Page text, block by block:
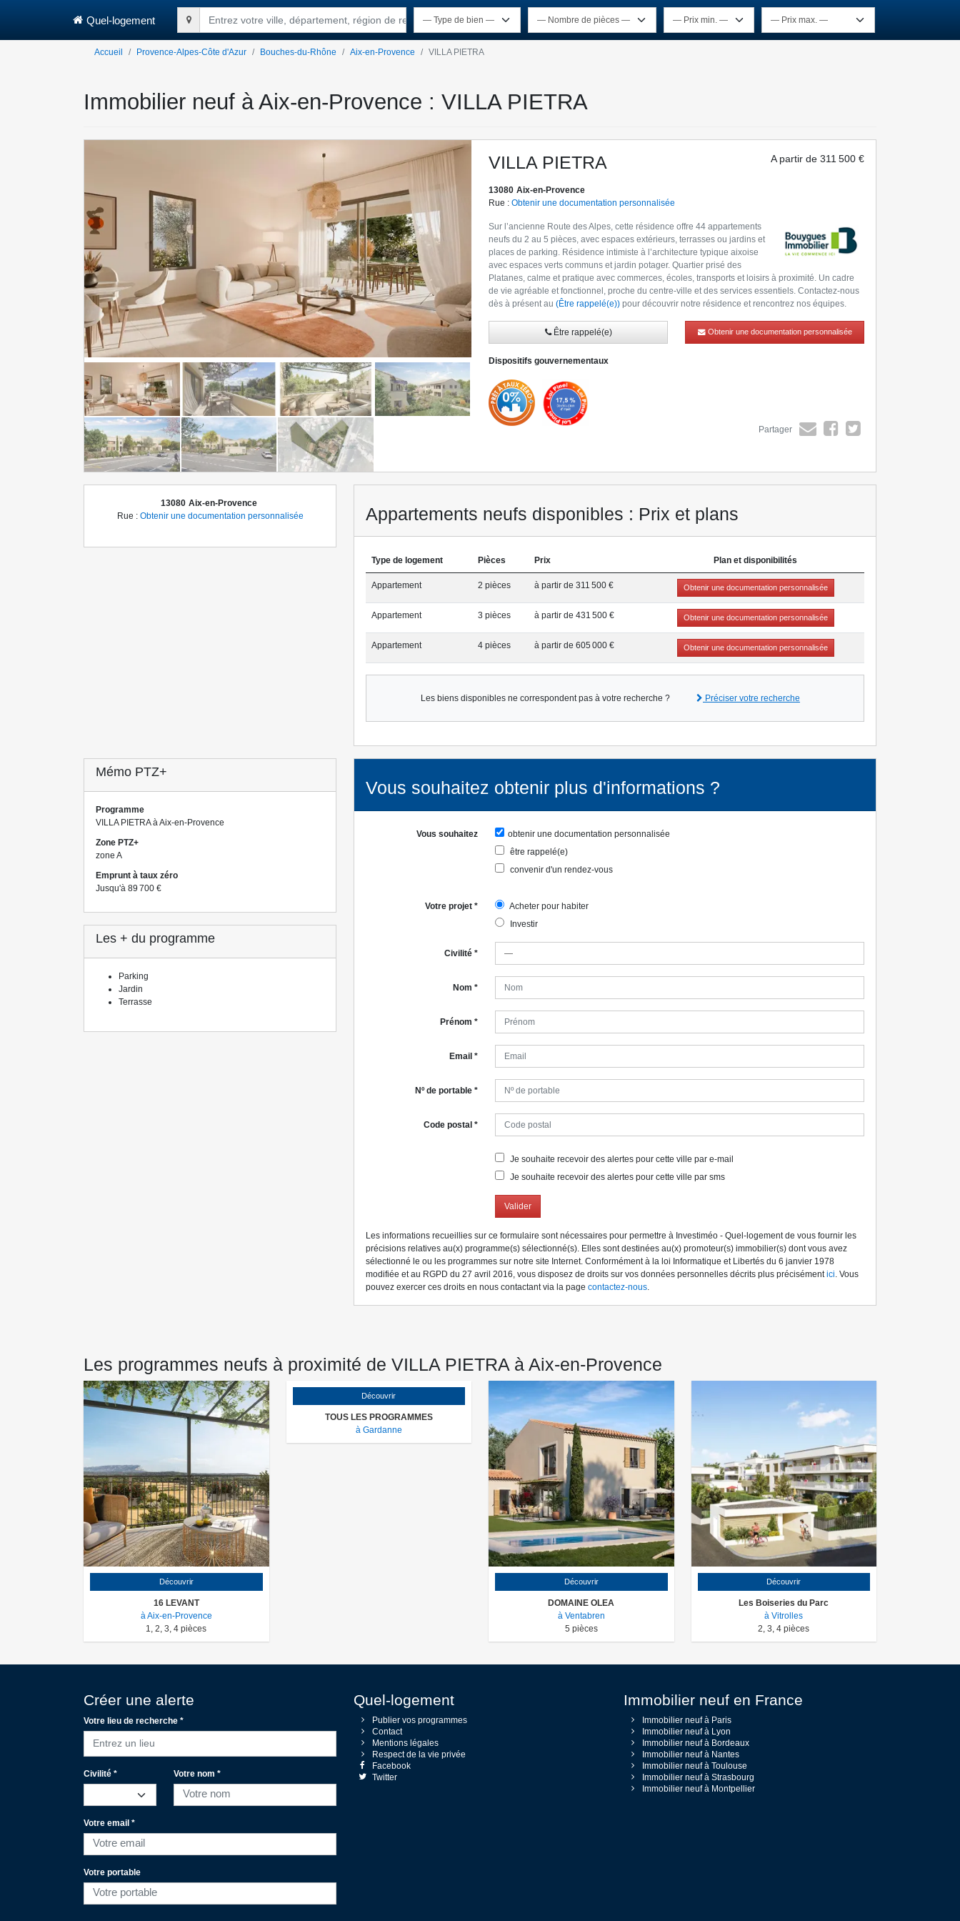
Quel-logement Entrez votre ville, département, région de recherche
Accueil Provence-Alpes-Côte d'Azur Bouches-du-Rhône Aix-en-Provence VILLA PIETRA
Immobilier neuf à Aix-en-Provence : VILLA PIETRA
VILLA PIETRA
13080 Aix-en-Provence
Rue : Obtenir une documentation personnalisée
A partir de 311 500 €
Sur l’ancienne Route des Alpes, cette résidence offre 44 appartements
neufs du 2 au 5 pièces, avec espaces extérieurs, terrasses ou jardins et
places de parking. Résidence intimiste à l’architecture typique aixoise
avec espaces verts communs et jardin potager. Quartier prisé des
Platanes, calme et pratique avec commerces, écoles, transports et loisirs à proximité. Un cadre
de vie agréable et fonctionnel, proche du centre-ville et des services essentiels. Contactez-nous
dès à présent au (Être rappelé(e)) pour découvrir notre résidence et rencontrez nos équipes.
» Lire la suite
Être rappelé(e) Obtenir une documentation personnalisée
Dispositifs gouvernementaux
Partager
13080 Aix-en-Provence
Rue : Obtenir une documentation personnalisée Appartements neufs disponibles : Prix et plans
Type de logement Pièces Prix Plan et disponibilités
Appartement 2 pièces à partir de 311 500 € Obtenir une documentation personnalisée
Appartement 3 pièces à partir de 431 500 € Obtenir une documentation personnalisée
Appartement 4 pièces à partir de 605 000 € Obtenir une documentation personnalisée
Les biens disponibles ne correspondent pas à votre recherche ? Préciser votre recherche
Mémo PTZ+
Programme
VILLA PIETRA à Aix-en-Provence
Zone PTZ+
zone A
Emprunt à taux zéro
Jusqu'à 89 700 €
Les + du programme
Parking
Jardin
Terrasse
Vous souhaitez obtenir plus d'informations ?
Vous souhaitez
obtenir une documentation personnalisée
être rappelé(e)
convenir d'un rendez-vous
Votre projet *
Acheter pour habiter
Investir
Civilité *
Nom *
Prénom *
Email *
Nº de portable *
Code postal *
Je souhaite recevoir des alertes pour cette ville par e-mail
Je souhaite recevoir des alertes pour cette ville par sms
Valider
Les informations recueillies sur ce formulaire sont nécessaires pour permettre à Investiméo - Quel-logement de vous fournir les
précisions relatives au(x) programme(s) sélectionné(s). Elles sont destinées au(x) promoteur(s) immobilier(s) dont vous avez
sélectionné le ou les programmes sur notre site Internet. Conformément à la loi Informatique et Libertés du 6 janvier 1978
modifiée et au RGPD du 27 avril 2016, vous disposez de droits sur vos données personnelles décrits plus précisémentici . Vous
pouvez exercer ces droits en nous contactant via la page contactez-nous
Les programmes neufs à proximité de VILLA PIETRA à Aix-en-Provence
Découvrir
16 LEVANT
à Aix-en-Provence
1
2 3 4 pièces
Découvrir
TOUS LES PROGRAMMES
à Gardanne
Découvrir
DOMAINE OLEA
à Ventabren
5 pièces
Découvrir
Les Boiseries du Parc
à Vitrolles
2 3 4 pièces
Créer une alerte
Votre lieu de recherche *
Entrez un lieu
Civilité * Votre nom *
Votre email *
Votre portable
Quel-logement
Publier vos programmes
Contact
Mentions légales
Respect de la vie privée
Facebook
Twitter
Immobilier neuf en France
Immobilier neuf à Paris
Immobilier neuf à Lyon
Immobilier neuf à Bordeaux
Immobilier neuf à Nantes
Immobilier neuf à Toulouse
Immobilier neuf à Strasbourg
Immobilier neuf à Montpellier